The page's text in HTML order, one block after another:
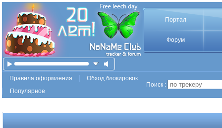
Портал
Форум
Правила оформления
Обход блокировок
Популярное
Поиск :